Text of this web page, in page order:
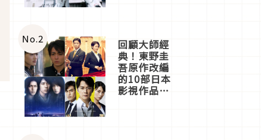
體驗
No.2 回顧大師經
典！東野圭
吾原作改編
的10部日本
影視作品推